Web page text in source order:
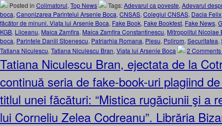
Posted in Colimatorul, Top News Tags:Adevarul ca poveste, Adevarul
boca, Canonizarea Parintelui Arsenie Boca, CNSAS, Colegiul CNSAS, Dacia Felix
făcător de minuni. Viața lui Arsenie Boca, Fake Book, Fake Bookfest, Fake News,
KGB, Liiceanu, Maica Zamfira, Maica Zamfira Constantinescu, Mitropolitul Nicolae
boca, Parintele Daniil Stoenescu, Patriarhia Romana, Plesu, Polirom, Securitatea,
Tatiana Niculescu, Tatiana Niculescu Bran, Viața lui Arsenie Boca 2
Tatiana Niculescu Bran, ejectata de la
continuă seria de fake-book-uri plagiind
titlul unei făcături: “Mistica rugăciunii şi a
lui Corneliu Zelea Codreanu”. Librăria